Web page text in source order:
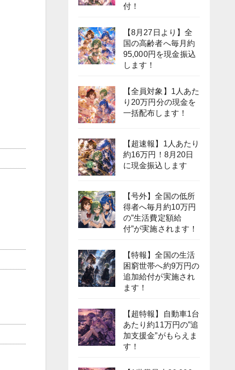
付！
【8月27日より】全
国の高齢者へ毎月約
95,000円を現金振込
します！
【全員対象】1人あた
り20万円分の現金を
一括配布します！
【超速報】1人あたり
約16万円！8月20日
に現金振込します
【号外】全国の低所
得者へ毎月約10万円
の”生活費定額給
付”が実施されます！
【特報】全国の生活
困窮世帯へ約9万円の
追加給付が実施され
ます！
【超特報】自動車1台
あたり約11万円の”追
加支援金”がもらえま
す！